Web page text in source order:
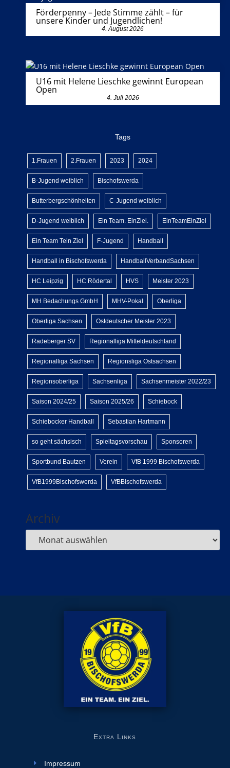
Förderpenny – Jede Stimme zählt – für
unsere Kinder und Jugendlichen!
4. August 2026
U16 mit Helene Lieschke gewinnt European
Open
4. Juli 2026
Tags
1.Frauen 2.Frauen 2023 2024
B-Jugend weiblich Bischofswerda
Butterbergschönheiten C-Jugend weiblich
D-Jugend weiblich Ein Team. EinZiel. EinTeamEinZiel
Ein Team Tein Ziel F-Jugend Handball
Handball in Bischofswerda HandballVerbandSachsen
HC Leipzig HC Rödertal HVS Meister 2023
MH Bedachungs GmbH MHV-Pokal Oberliga
Oberliga Sachsen Ostdeutscher Meister 2023
Radeberger SV Regionalliga Mitteldeutschland
Regionalliga Sachsen Regionsliga Ostsachsen
Regionsoberliga Sachsenliga Sachsenmeister 2022/23
Saison 2024/25 Saison 2025/26 Schiebock
Schiebocker Handball Sebastian Hartmann
so geht sächsisch Spieltagsvorschau Sponsoren
Sportbund Bautzen Verein VfB 1999 Bischofswerda
VfB1999Bischofswerda VfBBischofswerda
Archiv
Extra Links
Impressum